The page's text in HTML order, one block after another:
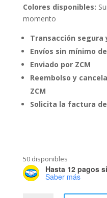
Colores disponibles:
momento
Transacción segura
Envíos sin mínimo
Enviado por ZCM
Reembolso y
ZCM
Solicita la factura
50 disponibles
Hasta 12 pagos
Saber más